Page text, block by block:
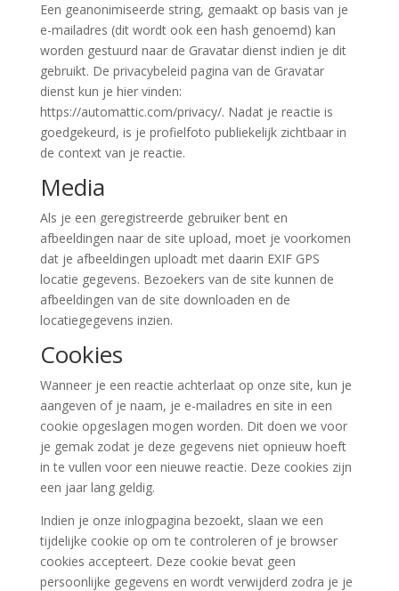
Een geanonimiseerde string, gemaakt op basis van je
e-mailadres (dit wordt ook een hash genoemd) kan
worden gestuurd naar de Gravatar dienst indien je dit
gebruikt. De privacybeleid pagina van de Gravatar
dienst kun je hier vinden:
https://automattic.com/privacy/. Nadat je reactie is
goedgekeurd, is je profielfoto publiekelijk zichtbaar in
de context van je reactie.
Media
Als je een geregistreerde gebruiker bent en
afbeeldingen naar de site upload, moet je voorkomen
dat je afbeeldingen uploadt met daarin EXIF GPS
locatie gegevens. Bezoekers van de site kunnen de
afbeeldingen van de site downloaden en de
locatiegegevens inzien.
Cookies
Wanneer je een reactie achterlaat op onze site, kun je
aangeven of je naam, je e-mailadres en site in een
cookie opgeslagen mogen worden. Dit doen we voor
je gemak zodat je deze gegevens niet opnieuw hoeft
in te vullen voor een nieuwe reactie. Deze cookies zijn
een jaar lang geldig.
Indien je onze inlogpagina bezoekt, slaan we een
tijdelijke cookie op om te controleren of je browser
cookies accepteert. Deze cookie bevat geen
persoonlijke gegevens en wordt verwijderd zodra je je